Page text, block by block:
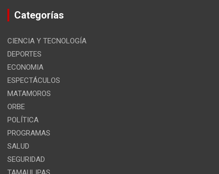
Categorías
CIENCIA Y TECNOLOGÍA
DEPORTES
ECONOMIA
ESPECTÁCULOS
MATAMOROS
ORBE
POLÍTICA
PROGRAMAS
SALUD
SEGURIDAD